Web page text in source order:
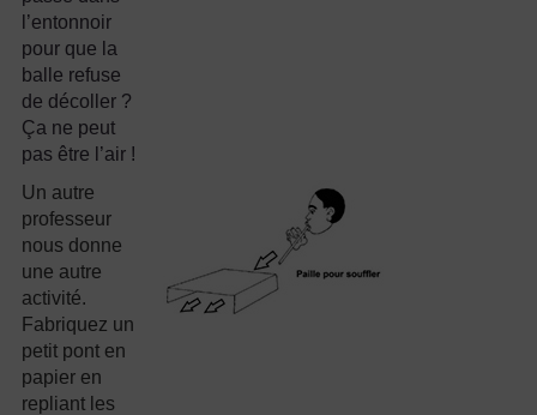
l’entonnoir
pour que la
balle refuse
de décoller ?
Ça ne peut
pas être l’air !
Un autre
professeur
nous donne
une autre
activité.
Fabriquez un
petit pont en
papier en
repliant les